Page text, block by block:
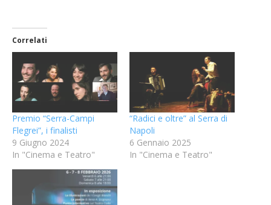
Correlati
Premio “Serra-Campi
Flegrei”, i finalisti
9 Giugno 2024
In "Cinema e Teatro"
“Radici e oltre” al Serra di
Napoli
6 Gennaio 2025
In "Cinema e Teatro"